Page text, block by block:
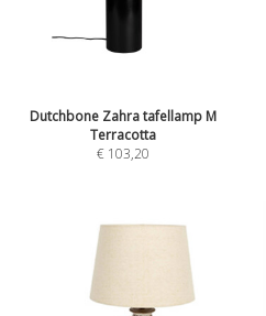
Dutchbone Zahra tafellamp M
Terracotta
€ 103,20